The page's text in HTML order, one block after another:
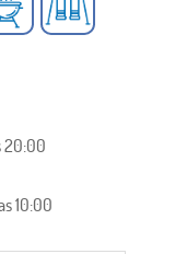
20:00
10:00